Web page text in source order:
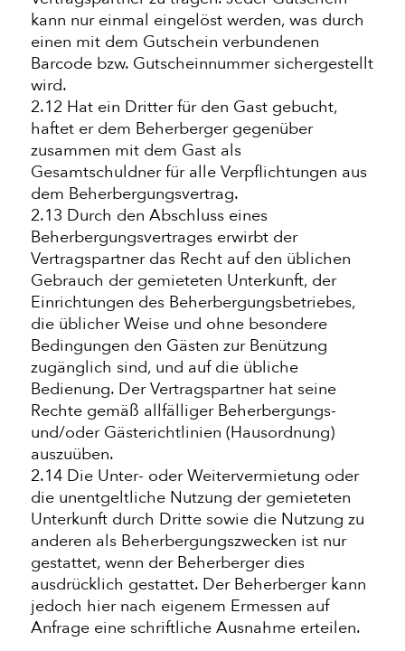
kann nur einmal eingelöst werden, was durch
einen mit dem Gutschein verbundenen
Barcode bzw. Gutscheinnummer sichergestellt
wird.
2.12 Hat ein Dritter für den Gast gebucht,
haftet er dem Beherberger gegenüber
zusammen mit dem Gast als
Gesamtschuldner für alle Verpflichtungen aus
dem Beherbergungsvertrag.
2.13 Durch den Abschluss eines
Beherbergungsvertrages erwirbt der
Vertragspartner das Recht auf den üblichen
Gebrauch der gemieteten Unterkunft, der
Einrichtungen des Beherbergungsbetriebes,
die üblicher Weise und ohne besondere
Bedingungen den Gästen zur Benützung
zugänglich sind, und auf die übliche
Bedienung. Der Vertragspartner hat seine
Rechte gemäß allfälliger Beherbergungs-
und/oder Gästerichtlinien (Hausordnung)
auszuüben.
2.14 Die Unter- oder Weitervermietung oder
die unentgeltliche Nutzung der gemieteten
Unterkunft durch Dritte sowie die Nutzung zu
anderen als Beherbergungszwecken ist nur
gestattet, wenn der Beherberger dies
ausdrücklich gestattet. Der Beherberger kann
jedoch hier nach eigenem Ermessen auf
Anfrage eine schriftliche Ausnahme erteilen.